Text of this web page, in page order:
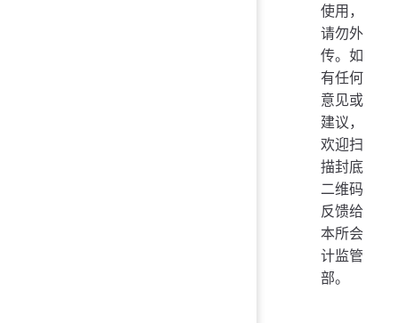
使用，
请勿外
传。如
有任何
意见或
建议，
欢迎扫
描封底
二维码
反馈给
本所会
计监管
部。